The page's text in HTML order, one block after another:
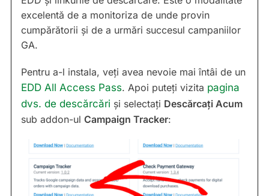
excelentă de a monitoriza de unde provin
cumpărătorii și de a urmări succesul campaniilor
GA.
Pentru a-l instala, veți avea nevoie mai întâi de un
EDD All Access Pass. Apoi puteți vizita pagina
dvs. de descărcări și selectați Descărcați Acum
sub addon-ul Campaign Tracker: